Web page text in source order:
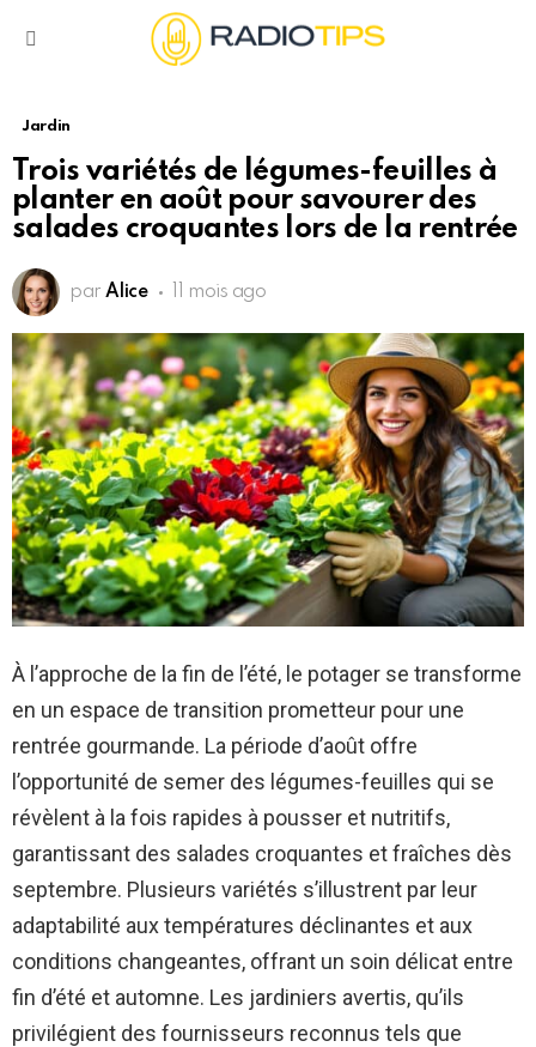
Jardin
Trois variétés de légumes-feuilles à
planter en août pour savourer des
salades croquantes lors de la rentrée
par Alice 11 mois ago
À l’approche de la fin de l’été, le potager se transforme
en un espace de transition prometteur pour une
rentrée gourmande. La période d’août offre
l’opportunité de semer des légumes-feuilles qui se
révèlent à la fois rapides à pousser et nutritifs,
garantissant des salades croquantes et fraîches dès
septembre. Plusieurs variétés s’illustrent par leur
adaptabilité aux températures déclinantes et aux
conditions changeantes, offrant un soin délicat entre
fin d’été et automne. Les jardiniers avertis, qu’ils
privilégient des fournisseurs reconnus tels que